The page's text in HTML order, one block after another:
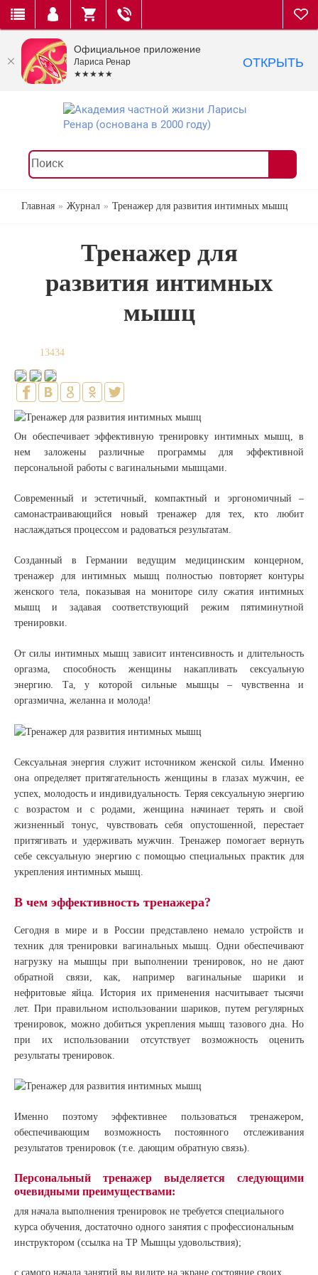
Главная Журнал Тренажер для развития интимных мышц
Тренажер для
развития интимных
мышц
13434
Он обеспечивает эффективную тренировку интимных мышц, в
нем заложены различные программы для эффективной
персональной работы с вагинальными мышцами.
Современный и эстетичный, компактный и эргономичный –
самонастраивающийся новый тренажер для тех, кто любит
наслаждаться процессом и радоваться результатам.
Созданный в Германии ведущим медицинским концерном,
тренажер для интимных мышц полностью повторяет контуры
женского тела, показывая на мониторе силу сжатия интимных
мышц и задавая соответствующий режим пятиминутной
тренировки.
От силы интимных мышц зависит интенсивность и длительность
оргазма, способность женщины накапливать сексуальную
энергию. Та, у которой сильные мышцы – чувственна и
оргазмична, желанна и молода!
Сексуальная энергия служит источником женской силы. Именно
она определяет притягательность женщины в глазах мужчин, ее
успех, молодость и индивидуальность. Теряя сексуальную энергию
с возрастом и с родами, женщина начинает терять и свой
жизненный тонус, чувствовать себя опустошенной, перестает
притягивать и удерживать мужчин. Тренажер помогает вернуть
себе сексуальную энергию с помощью специальных практик для
укрепления интимных мышц.
В чем эффективность тренажера?
Сегодня в мире и в России представлено немало устройств и
техник для тренировки вагинальных мышц. Одни обеспечивают
нагрузку на мышцы при выполнении тренировок, но не дают
обратной связи, как, например вагинальные шарики и
нефритовые яйца. История их применения насчитывает тысячи
лет. При правильном использовании шариков, путем регулярных
тренировок, можно добиться укрепления мышц тазового дна. Но
при их использовании отсутствует возможность оценить
результаты тренировок.
Именно поэтому эффективнее пользоваться тренажером,
обеспечивающим возможность постоянного отслеживания
результатов тренировок (т.е. дающим обратную связь).
Персональный тренажер выделяется следующими
очевидными преимуществами:
для начала выполнения тренировок не требуется специального
курса обучения, достаточно одного занятия с профессиональным
инструктором (ссылка на ТР Мышцы удовольствия);
с самого начала занятий вы видите на экране состояние своих
Официальное приложение
Лариса Ренар
★★★★★
ОТКРЫТЬ